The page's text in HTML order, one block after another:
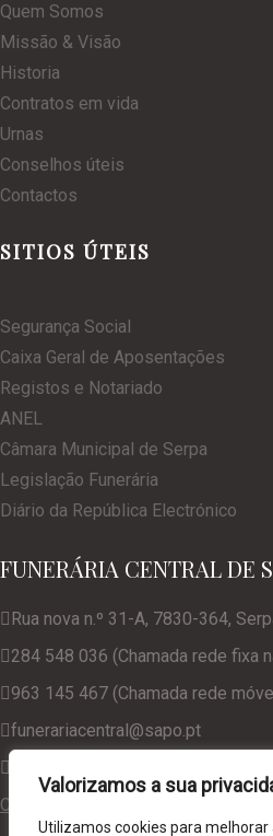
Valorizamos a sua
Utilizamos cookies para melhorar
Quem Somos
Missão & Visão
Historia
Contratos em vida
Urnas
Conselhos úteis
Contactos
SITIOS ÚTEIS
Segurança Social
Caixa Geral de Aposentações
Registos e Notariado
ANEL
Câmara Municipal de Serpa
Legislação Funerária
Diário da República Electrónico
FUNERÁRIA CENTRAL DE
Rua nova n.º 31-A, 7830-364,
284 548 036 (Chamada rede fixa
963 145 467 (Chamada rede
funerariacentral@sapo.pt
Consulte a nossa Política de